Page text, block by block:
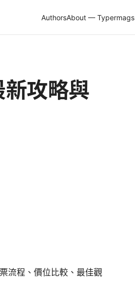
AuthorsAbout — Typermags
攻略與
流程、價位比較、最佳觀